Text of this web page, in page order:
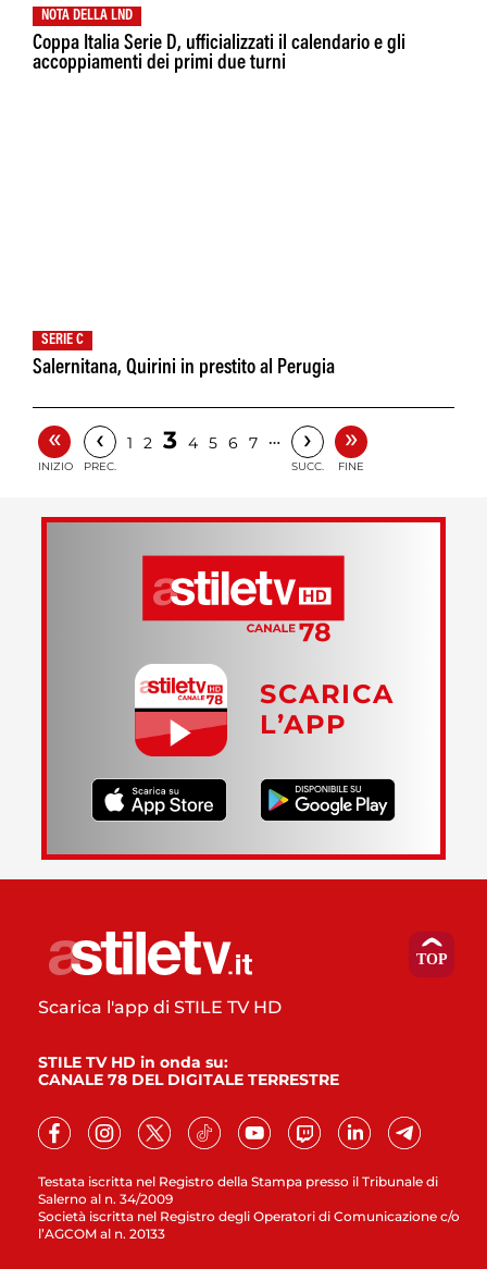
NOTA DELLA LND
Coppa Italia Serie D, ufficializzati il calendario e gli
accoppiamenti dei primi due turni
SERIE C
Salernitana, Quirini in prestito al Perugia
«
INIZIO
‹
PREC.
1 2 3 4 5 6 7 … ›
SUCC.
»
FINE
SCARICA
L’APP
Testata iscritta nel Registro della Stampa presso il Tribunale di
Salerno al n. 34/2009
Società iscritta nel Registro degli Operatori di Comunicazione c/o
l’AGCOM al n. 20133
Scarica l'app di STILE TV HD
STILE TV HD in onda su:
CANALE 78 DEL DIGITALE TERRESTRE